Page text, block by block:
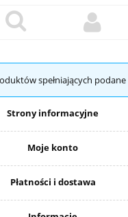
spełniających
Strony informacyjne
Moje konto
Płatności i dostawa